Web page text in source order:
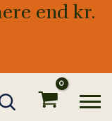
end kr.